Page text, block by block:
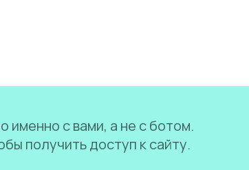
с вами, а не с ботом.
получить доступ к сайту.